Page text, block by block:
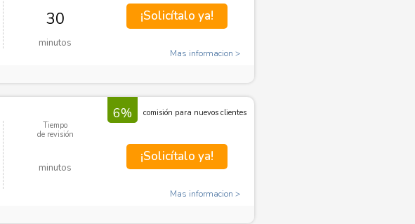
30
minutos
¡Solicítalo ya!
Mas informacion
Tiempo
de revisión
minutos
6% comisión para nuevos clientes
¡Solicítalo ya!
Mas informacion